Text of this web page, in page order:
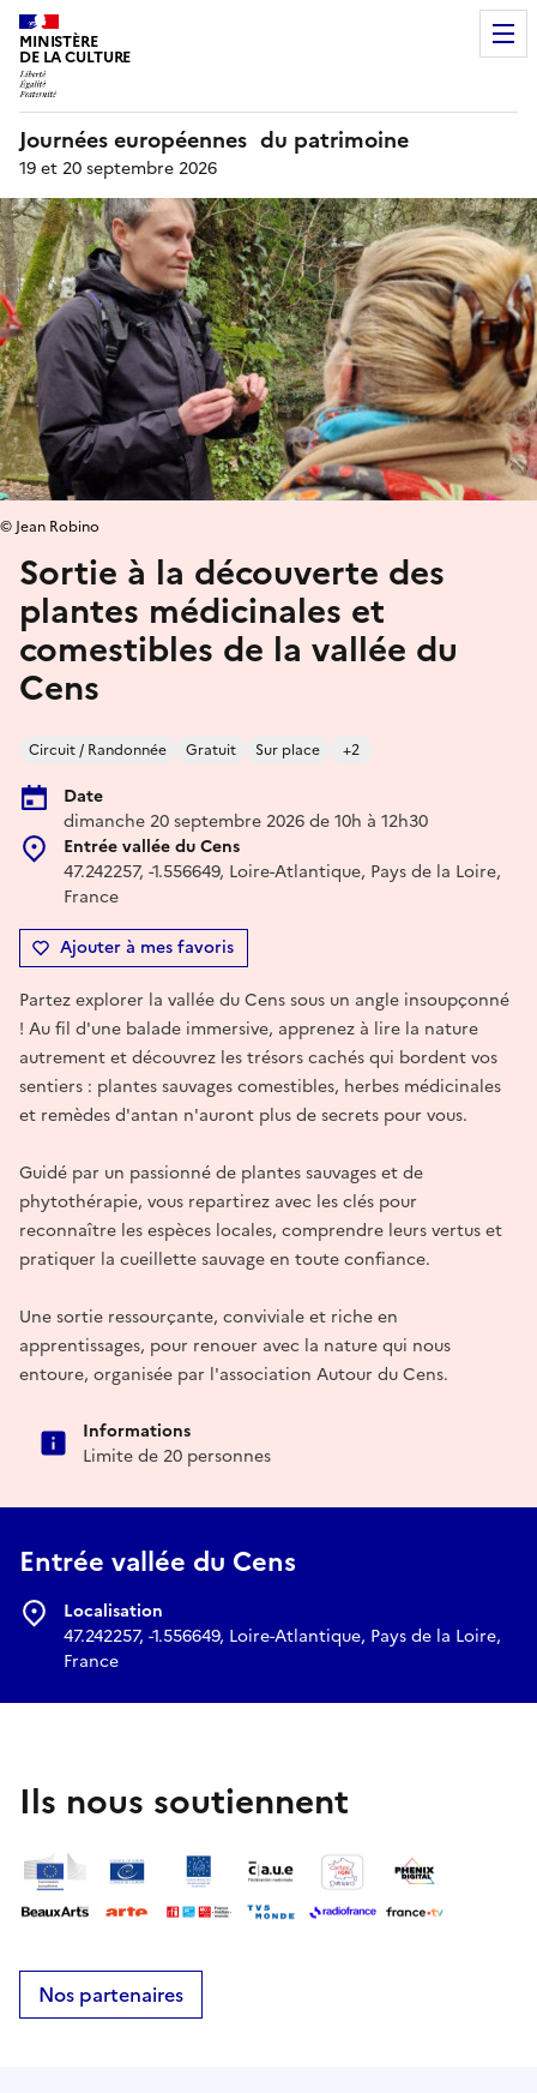
MINISTÈRE
DE LA CULTURE
Journées européennes du patrimoine
19 et 20 septembre 2026
Sortie à la découverte des
plantes médicinales et
comestibles de la vallée du
Cens
Circuit / Randonnée Gratuit Sur place +2
Date
dimanche 20 septembre 2026 de 10h à 12h30
Entrée vallée du Cens
47.242257, -1.556649, Loire-Atlantique, Pays de la Loire,
France
Ajouter à mes favoris
© Jean Robino
Partez explorer la vallée du Cens sous un angle insoupçonné
! Au fil d'une balade immersive, apprenez à lire la nature
autrement et découvrez les trésors cachés qui bordent vos
sentiers : plantes sauvages comestibles, herbes médicinales
et remèdes d'antan n'auront plus de secrets pour vous.
Guidé par un passionné de plantes sauvages et de
phytothérapie, vous repartirez avec les clés pour
reconnaître les espèces locales, comprendre leurs vertus et
pratiquer la cueillette sauvage en toute confiance.
Une sortie ressourçante, conviviale et riche en
apprentissages, pour renouer avec la nature qui nous
entoure, organisée par l'association Autour du Cens.
Informations
Limite de 20 personnes
Entrée vallée du Cens
Localisation
47.242257, -1.556649, Loire-Atlantique, Pays de la Loire,
France
Ils nous soutiennent
Nos partenaires